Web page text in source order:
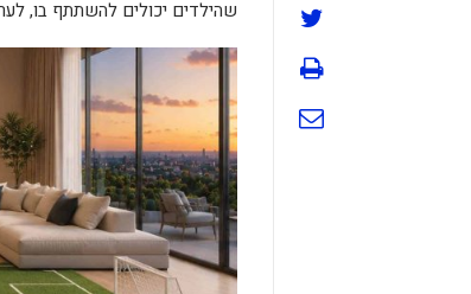
שהילדים יכולים להשתתף בו,